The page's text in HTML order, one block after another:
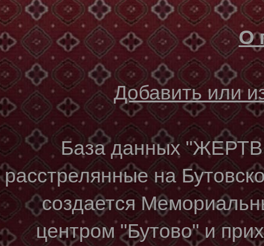
О
Добавить или
База данных
расстрелянные на
создается
центром "Бутово" и